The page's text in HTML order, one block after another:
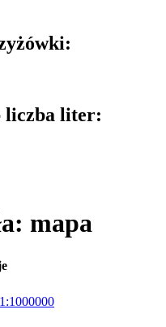
liczba liter:
mapa